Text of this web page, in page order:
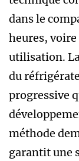
dans le
heures,
utilisation.
du
progressive
méthode
garantit une